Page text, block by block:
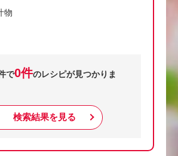
物
で0件のレシピが見つかりま
検索結果を見る